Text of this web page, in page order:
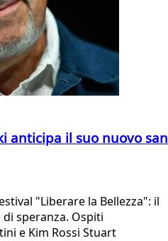
anticipa il suo nuovo san
"Liberare la Bellezza": il
speranza. Ospiti
e Kim Rossi Stuart